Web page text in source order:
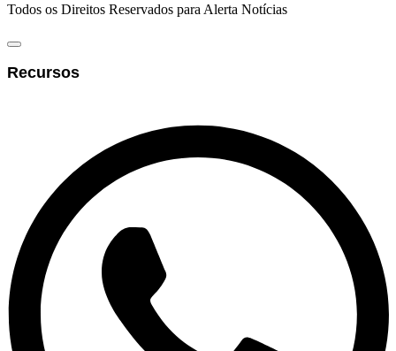
Todos os Direitos Reservados para Alerta Notícias
Recursos